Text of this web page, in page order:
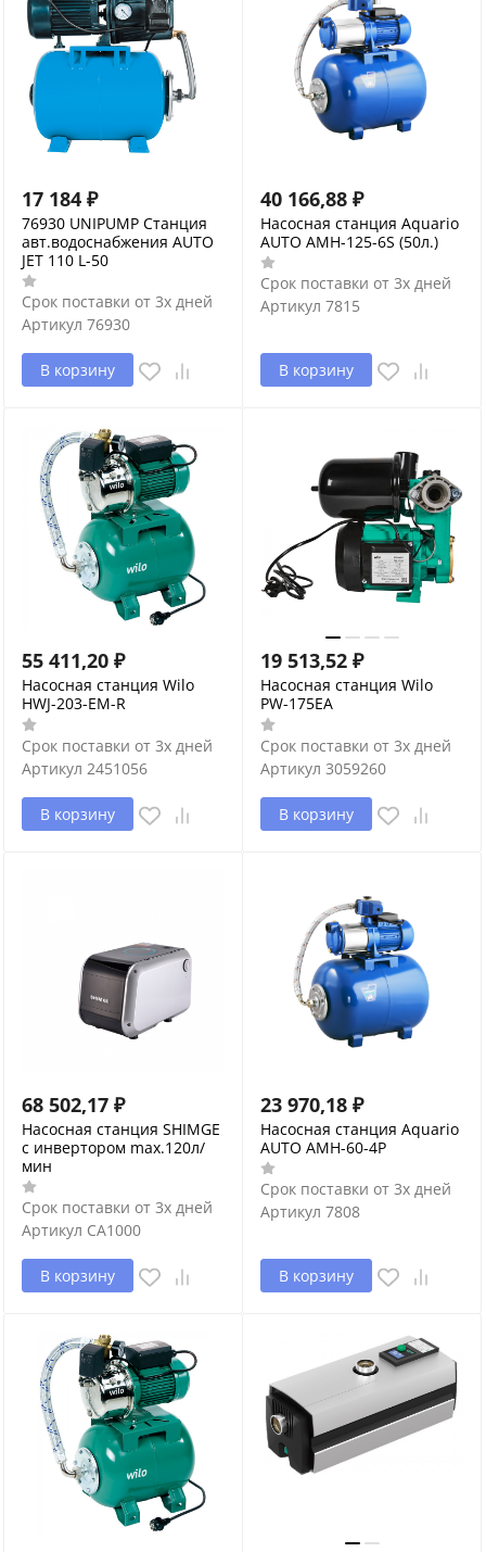
17 184 ₽
76930 UNIPUMP Станция
авт.водоснабжения AUTO
JET 110 L-50
Срок поставки от 3х дней
Артикул 76930
В корзину
40 166,88 ₽
Насосная станция Aquario
AUTO AMH-125-6S (50л.)
Срок поставки от 3х дней
Артикул 7815
В корзину
55 411,20 ₽
Насосная станция Wilo
HWJ-203-EM-R
Срок поставки от 3х дней
Артикул 2451056
В корзину
19 513,52 ₽
Насосная станция Wilo
PW-175EA
Срок поставки от 3х дней
Артикул 3059260
В корзину
68 502,17 ₽
Насосная станция SHIMGE
с инвертором max.120л/
мин
Срок поставки от 3х дней
Артикул CA1000
В корзину
23 970,18 ₽
Насосная станция Aquario
AUTO AMH-60-4P
Срок поставки от 3х дней
Артикул 7808
В корзину